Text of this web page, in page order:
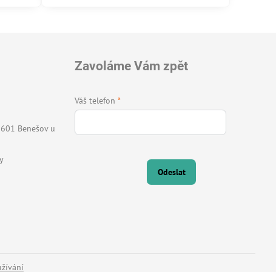
Benešov u
Zavoláme Vám zpět
Váš telefon*
Odeslat